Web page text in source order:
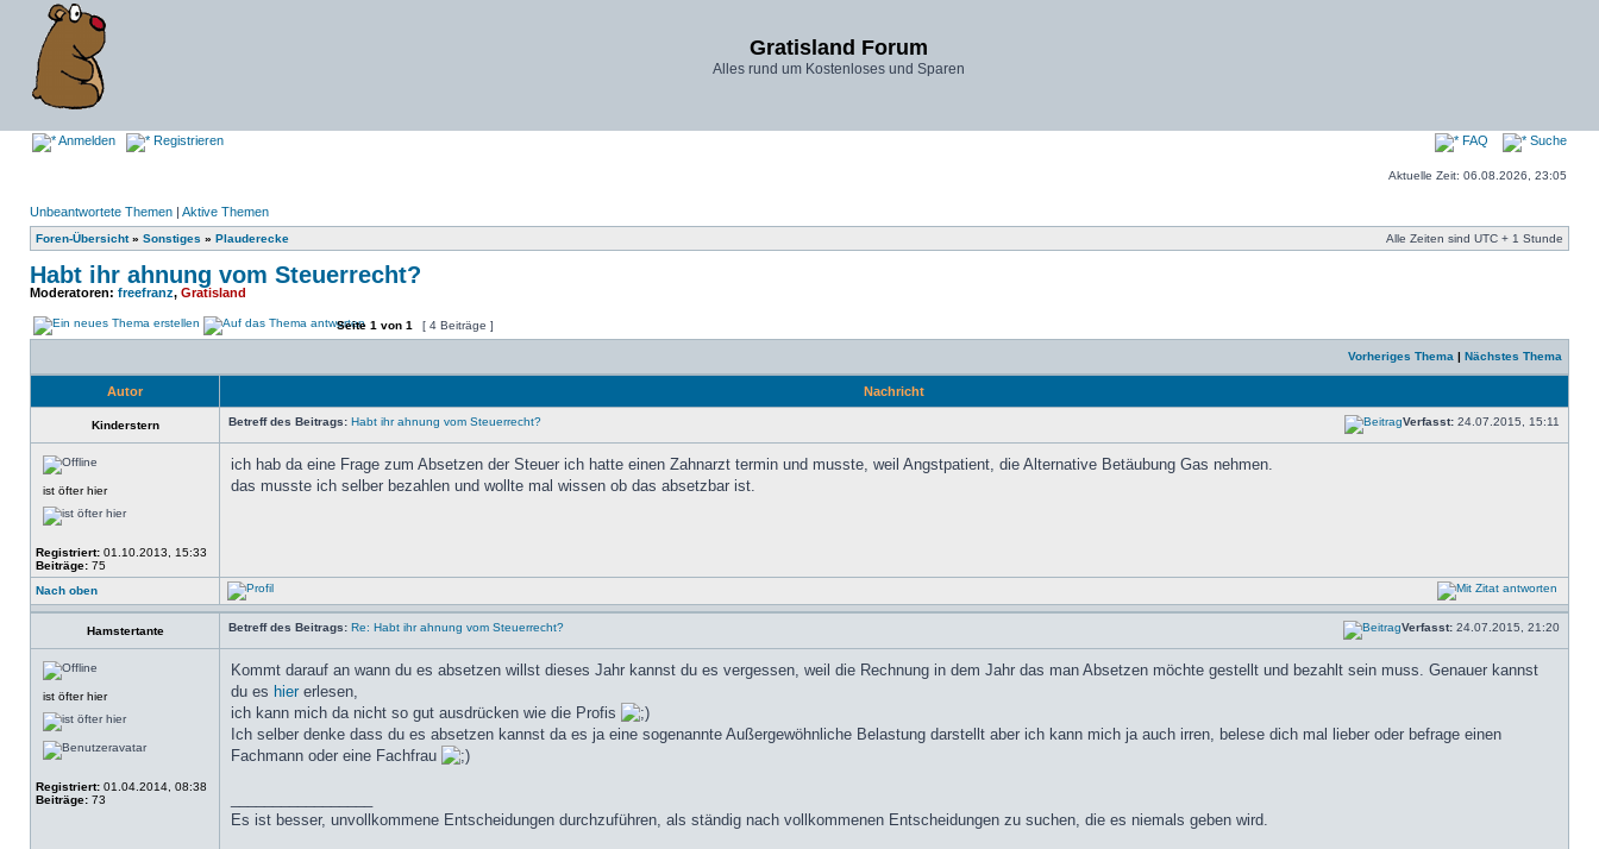
Gratisland Forum
Alles rund um Kostenloses und Sparen
Anmelden Registrieren FAQ Suche
Aktuelle Zeit: 06.08.2026, 23:05
Unbeantwortete Themen | Aktive Themen
Foren-Übersicht» Sonstiges » Plauderecke Alle Zeiten sind UTC + 1 Stunde
Habt ihr ahnung vom Steuerrecht?
Moderatoren: freefranz, Gratisland
Seite 1 von 1 [ 4 Beiträge ]
Vorheriges Thema | Nächstes Thema
Autor Nachricht
Kinderstern Betreff des Beitrags: Habt ihr ahnung vom Steuerrecht? Verfasst: 24.07.2015, 15:11
ist öfter hier
Registriert: 01.10.2013, 15:33
Beiträge: 75
ich hab da eine Frage zum Absetzen der Steuer ich hatte einen Zahnarzt termin und musste, weil Angstpatient, die Alternative Betäubung Gas nehmen.
das musste ich selber bezahlen und wollte mal wissen ob das absetzbar ist.
Nach oben
Hamstertante Betreff des Beitrags: Re: Habt ihr ahnung vom Steuerrecht? Verfasst: 24.07.2015, 21:20
ist öfter hier
Registriert: 01.04.2014, 08:38
Beiträge: 73
Kommt darauf an wann du es absetzen willst dieses Jahr kannst du es vergessen, weil die Rechnung in dem Jahr das man Absetzen möchte gestellt und bezahlt sein muss. Genauer kannst
du es hier erlesen,
ich kann mich da nicht so gut ausdrücken wie die Profis
Ich selber denke dass du es absetzen kannst da es ja eine sogenannte Außergewöhnliche Belastung darstellt aber ich kann mich ja auch irren, belese dich mal lieber oder befrage einen
Fachmann oder eine Fachfrau
Es ist besser, unvollkommene Entscheidungen durchzuführen, als ständig nach vollkommenen Entscheidungen zu suchen, die es niemals geben wird.